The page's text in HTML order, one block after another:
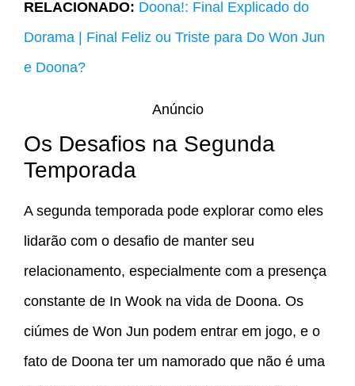
RELACIONADO: Doona!: Final Explicado do
Dorama | Final Feliz ou Triste para Do Won Jun
e Doona?
Anúncio
Os Desafios na Segunda
Temporada
A segunda temporada pode explorar como eles
lidarão com o desafio de manter seu
relacionamento, especialmente com a presença
constante de In Wook na vida de Doona. Os
ciúmes de Won Jun podem entrar em jogo, e o
fato de Doona ter um namorado que não é uma